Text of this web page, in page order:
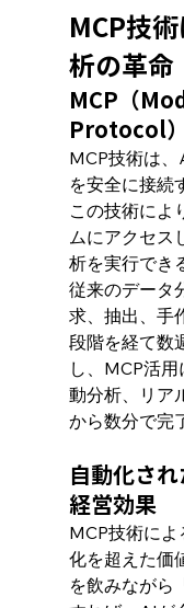
MCP技
析の革命
MCP（
Protocol
MCP技術は
を安全に接続
この技術によ
ムにアクセス
析を実行でき
従来のデータ
求、抽出、手
段階を経て数
し、MCP活
動分析、リア
から数分で完
自動化さ
経営効果
MCP技術に
化を超えた価
を飲みながら